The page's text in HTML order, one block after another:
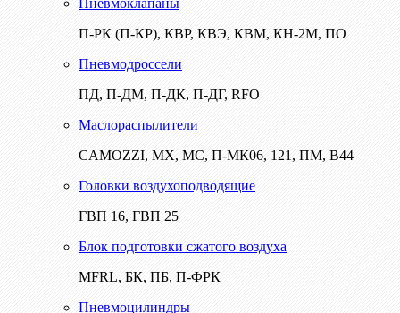
Пневмоклапаны
П-РК (П-КР), КВР, КВЭ, КВМ, КН-2М, ПО
Пневмодроссели
ПД, П-ДМ, П-ДК, П-ДГ, RFO
Маслораспылители
CAMOZZI, МХ, МС, П-МК06, 121, ПМ, В44
Головки воздухоподводящие
ГВП 16, ГВП 25
Блок подготовки сжатого воздуха
MFRL, БК, ПБ, П-ФРК
Пневмоцилиндры